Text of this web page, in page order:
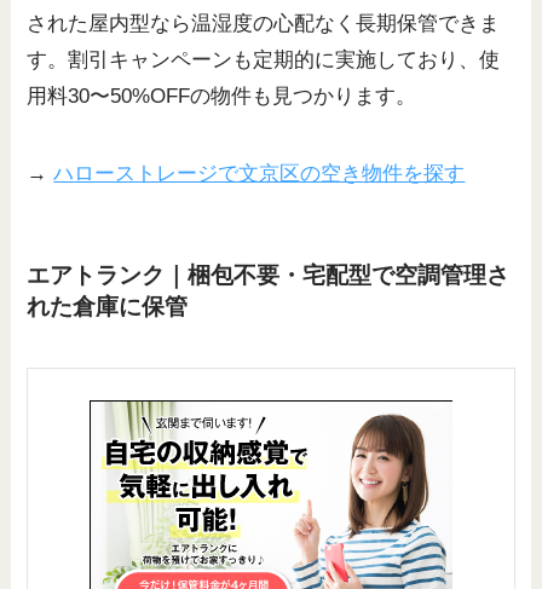
された屋内型なら温湿度の心配なく長期保管できま
す。割引キャンペーンも定期的に実施しており、使
用料30〜50%OFFの物件も見つかります。
→ハローストレージで文京区の空き物件を探す
エアトランク｜梱包不要・宅配型で空調管理さ
れた倉庫に保管